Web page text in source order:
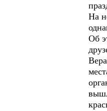
На
Об